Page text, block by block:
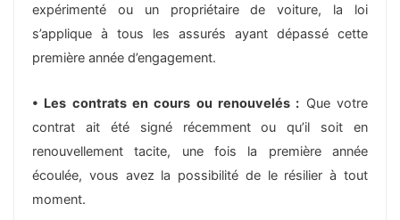
expérimenté ou un propriétaire de voiture, la loi
s’applique à tous les assurés ayant dépassé cette
première année d’engagement.
• Les contrats en cours ou renouvelés : Que votre
contrat ait été signé récemment ou qu’il soit en
renouvellement tacite, une fois la première année
écoulée, vous avez la possibilité de le résilier à tout
moment.